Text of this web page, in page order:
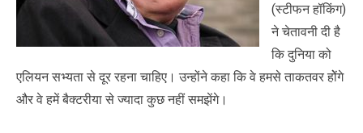
(स्टीफन हॉकिंग)
ने चेतावनी दी है
कि दुनिया को
एलियन सभ्यता से दूर रहना चाहिए। उन्होंने कहा कि वे हमसे ताकतवर होेंगे
और वे हमें बै‍क्‍टरीया से ज्‍यादा कुछ नहीं समझेंगे।